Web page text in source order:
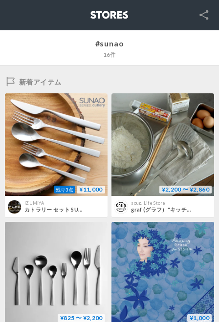
SNS
#sunao
16件
新着アイテム
残り3点 ¥11,000
IZUMIYA
カトラリー セット SUNAO スナオ 10pc ステンレス マット仕上げ (ナイフ フォーク スプーン ケーキフォーク ティースプーン) 食洗機対応
¥2,200 〜 ¥2,860
soup. Life Store
graf (グラフ）"キッチンツール / SUNAO (スナオ)"
¥825 〜 ¥2,200 ¥1,000